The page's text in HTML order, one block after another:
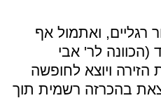
רגליים, ואתמול אף
(הכוונה לר' אבי
ויוצא לחופשה
בהכרזה רשמית תוך